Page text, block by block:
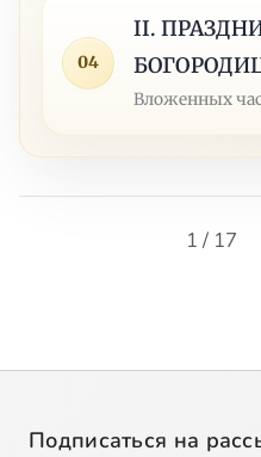
04
II.
Вложенных
1 / 17
Подписаться на